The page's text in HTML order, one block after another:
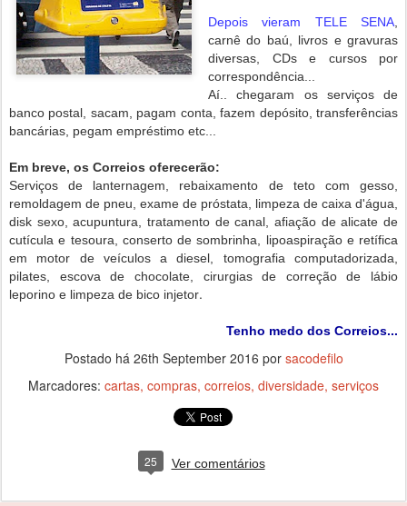
Depois vieram TELE SENA
carnê do baú, livros e gravuras
diversas, CDs e cursos por
correspondência...
Aí.. chegaram os serviços de
banco postal, sacam, pagam conta, fazem depósito, transferências
bancárias, pegam empréstimo etc...
Em breve, os Correios oferecerão:
Serviços de lanternagem, rebaixamento de teto com gesso,
remoldagem de pneu, exame de próstata, limpeza de caixa d'água,
disk sexo, acupuntura, tratamento de canal, afiação de alicate de
cutícula e tesoura, conserto de sombrinha, lipoaspiração e retífica
em motor de veículos a diesel, tomografia computadorizada,
pilates, escova de chocolate, cirurgias de correção de lábio
leporino e limpeza de bico injetor.
Tenho medo dos Correios...
Postado há 26th September 2016 por sacodefilo
Marcadores: cartas compras correios diversidade serviços
25 Ver comentários